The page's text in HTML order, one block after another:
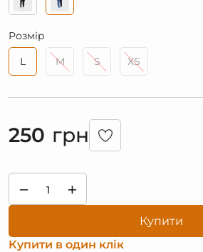
Розмір
L
M S XS
250 грн
− +
Купити
Купити в один клік